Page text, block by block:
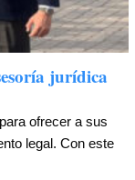
jurídica
ofrecer a sus
legal. Con este